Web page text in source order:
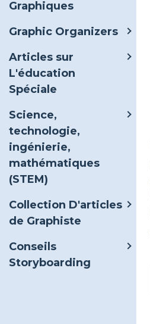
Graphiques
Graphic Organizers
Articles sur
L'éducation
Spéciale
Science,
technologie,
ingénierie,
mathématiques
(STEM)
Collection D'articles
de Graphiste
Conseils
Storyboarding